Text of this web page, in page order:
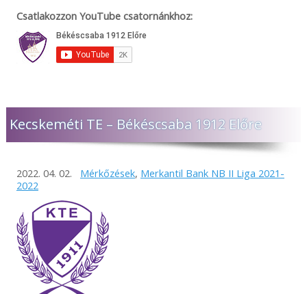
Csatlakozzon YouTube csatornánkhoz:
Kecskeméti TE – Békéscsaba 1912 Előre
2022. 04. 02. Mérkőzések, Merkantil Bank NB II Liga 2021-
2022